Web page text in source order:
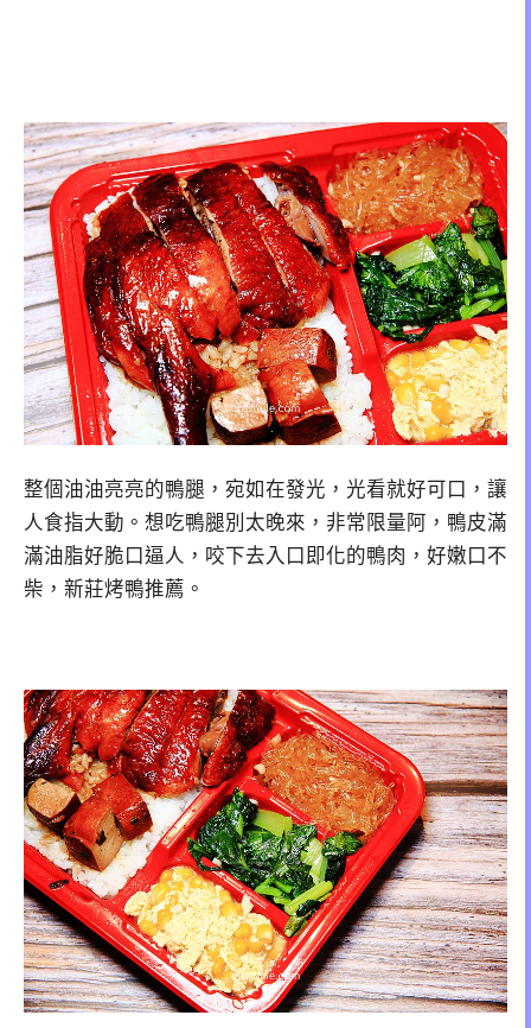
整個油油亮亮的鴨腿，宛如在發光，光看就好可口，讓
人食指大動。想吃鴨腿別太晚來，非常限量阿，鴨皮滿
滿油脂好脆口逼人，咬下去入口即化的鴨肉，好嫩口不
柴，新莊烤鴨推薦。